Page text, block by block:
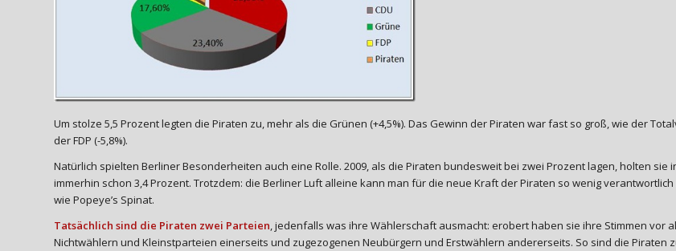
Um stolze 5,5 Prozent legten die Piraten zu, mehr als die Grünen (+4,5%). Das Gewinn der Piraten war fast so groß, wie der
der FDP (-5,8%).
Natürlich spielten Berliner Besonderheiten auch eine Rolle. 2009, als die Piraten bundesweit bei zwei Prozent lagen, holten sie
immerhin schon 3,4 Prozent. Trotzdem: die Berliner Luft alleine kann man für die neue Kraft der Piraten so wenig verantwortlich
wie Popeye’s Spinat.
Tatsächlich sind die Piraten zwei Parteien, jedenfalls was ihre Wählerschaft ausmacht: erobert haben sie ihre Stimmen vor
Nichtwählern und Kleinstparteien einerseits und zugezogenen Neubürgern und Erstwählern andererseits. So sind die Piraten